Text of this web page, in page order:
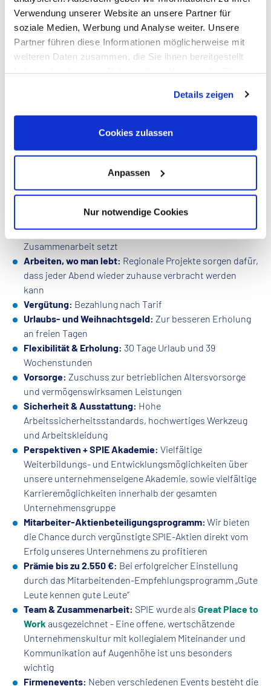
Verwendung unserer Website an unsere Partner für
soziale Medien, Werbung und Analyse weiter. Unsere
Partner führen diese Informationen möglicherweise mit
weiteren Daten zusammen, die Sie ihnen bereitgestellt
Verarbeitung Ihrer Daten in den USA ein. Alle weiteren
Informationen zu Cookies finden Sie in unseren
Datenschutzhinweisen.
Details zeigen
Cookies zulassen
Anpassen
Nur notwendige Cookies
Profil
Qualifikation:
Abgeschlossene Ausbildung zum
Elektroinstallateur / Elektrotechniker / Elektriker /
Elektroniker / Elektromonteur / Elektrotechniker im
Erste Berufserfahrung als Bauleiter /
Führerschein Klasse B
internationalen Umfeld bei einem krisensicheren,
wachsenden Unternehmen, das auf langfristige
Zusammenarbeit setzt
Arbeiten, wo man lebt: Regionale Projekte sorgen dafür,
dass jeder Abend wieder zuhause verbracht werden
kann
Vergütung: Bezahlung nach Tarif
Urlaubs- und Weihnachtsgeld: Zur besseren Erholung
an freien Tagen
Flexibilität & Erholung: 30 Tage Urlaub und 39
Wochenstunden
Vorsorge: Zuschuss zur betrieblichen Altersvorsorge
und vermögenswirksamen Leistungen
Sicherheit & Ausstattung: Hohe
Arbeitssicherheitsstandards, hochwertiges Werkzeug
und Arbeitskleidung
Perspektiven + SPIE Akademie: Vielfältige
Weiterbildungs- und Entwicklungsmöglichkeiten über
unsere unternehmenseigene Akademie, sowie vielfältige
Karrieremöglichkeiten innerhalb der gesamten
Unternehmensgruppe
Mitarbeiter-Aktienbeteiligungsprogramm: Wir bieten
die Chance durch vergünstigte SPIE-Aktien direkt vom
Erfolg unseres Unternehmens zu profitieren
Prämie bis zu 2.550 €: Bei erfolgreicher Einstellung
durch das Mitarbeitenden-Empfehlungsprogramm „Gute
Leute kennen gute Leute“
Team & Zusammenarbeit: SPIE wurde als Great Place to
Work ausgezeichnet - Eine offene, wertschätzende
Unternehmenskultur mit kollegialem Miteinander und
Kommunikation auf Augenhöhe ist uns besonders
wichtig
Firmenevents: Neben verschiedenen Events besteht die